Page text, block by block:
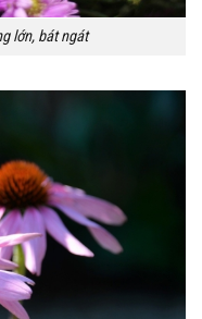
lớn, bát ngát